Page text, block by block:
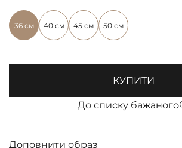
36 см 40 см 45 см 50 см
КУПИТИ
До списку бажаного
Доповнити образ